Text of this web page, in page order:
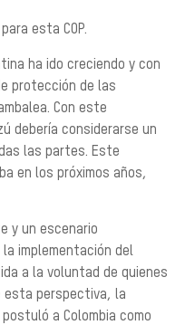
esta COP.
ha ido creciendo y con
protección de las
Con este
debería considerarse un
las partes. Este
en los próximos años,
y un escenario
implementación del
a la voluntad de quienes
esta perspectiva, la
a Colombia como